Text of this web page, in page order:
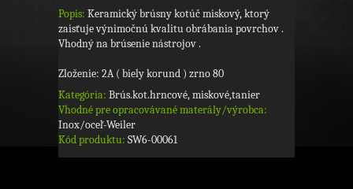
Popis: Keramický brúsny kotúč miskový, ktorý
zaisťuje výnimočnú kvalitu obrábania povrchov .
Vhodný na brúsenie nástrojov .
Zloženie: 2A ( biely korund ) zrno 80
Kategória: Brús.kot.hrncové, miskové,tanier
Vhodné pre opracovávané materály/výrobca:
Inox/oceľ-Weiler
Kód produktu: SW6-00061